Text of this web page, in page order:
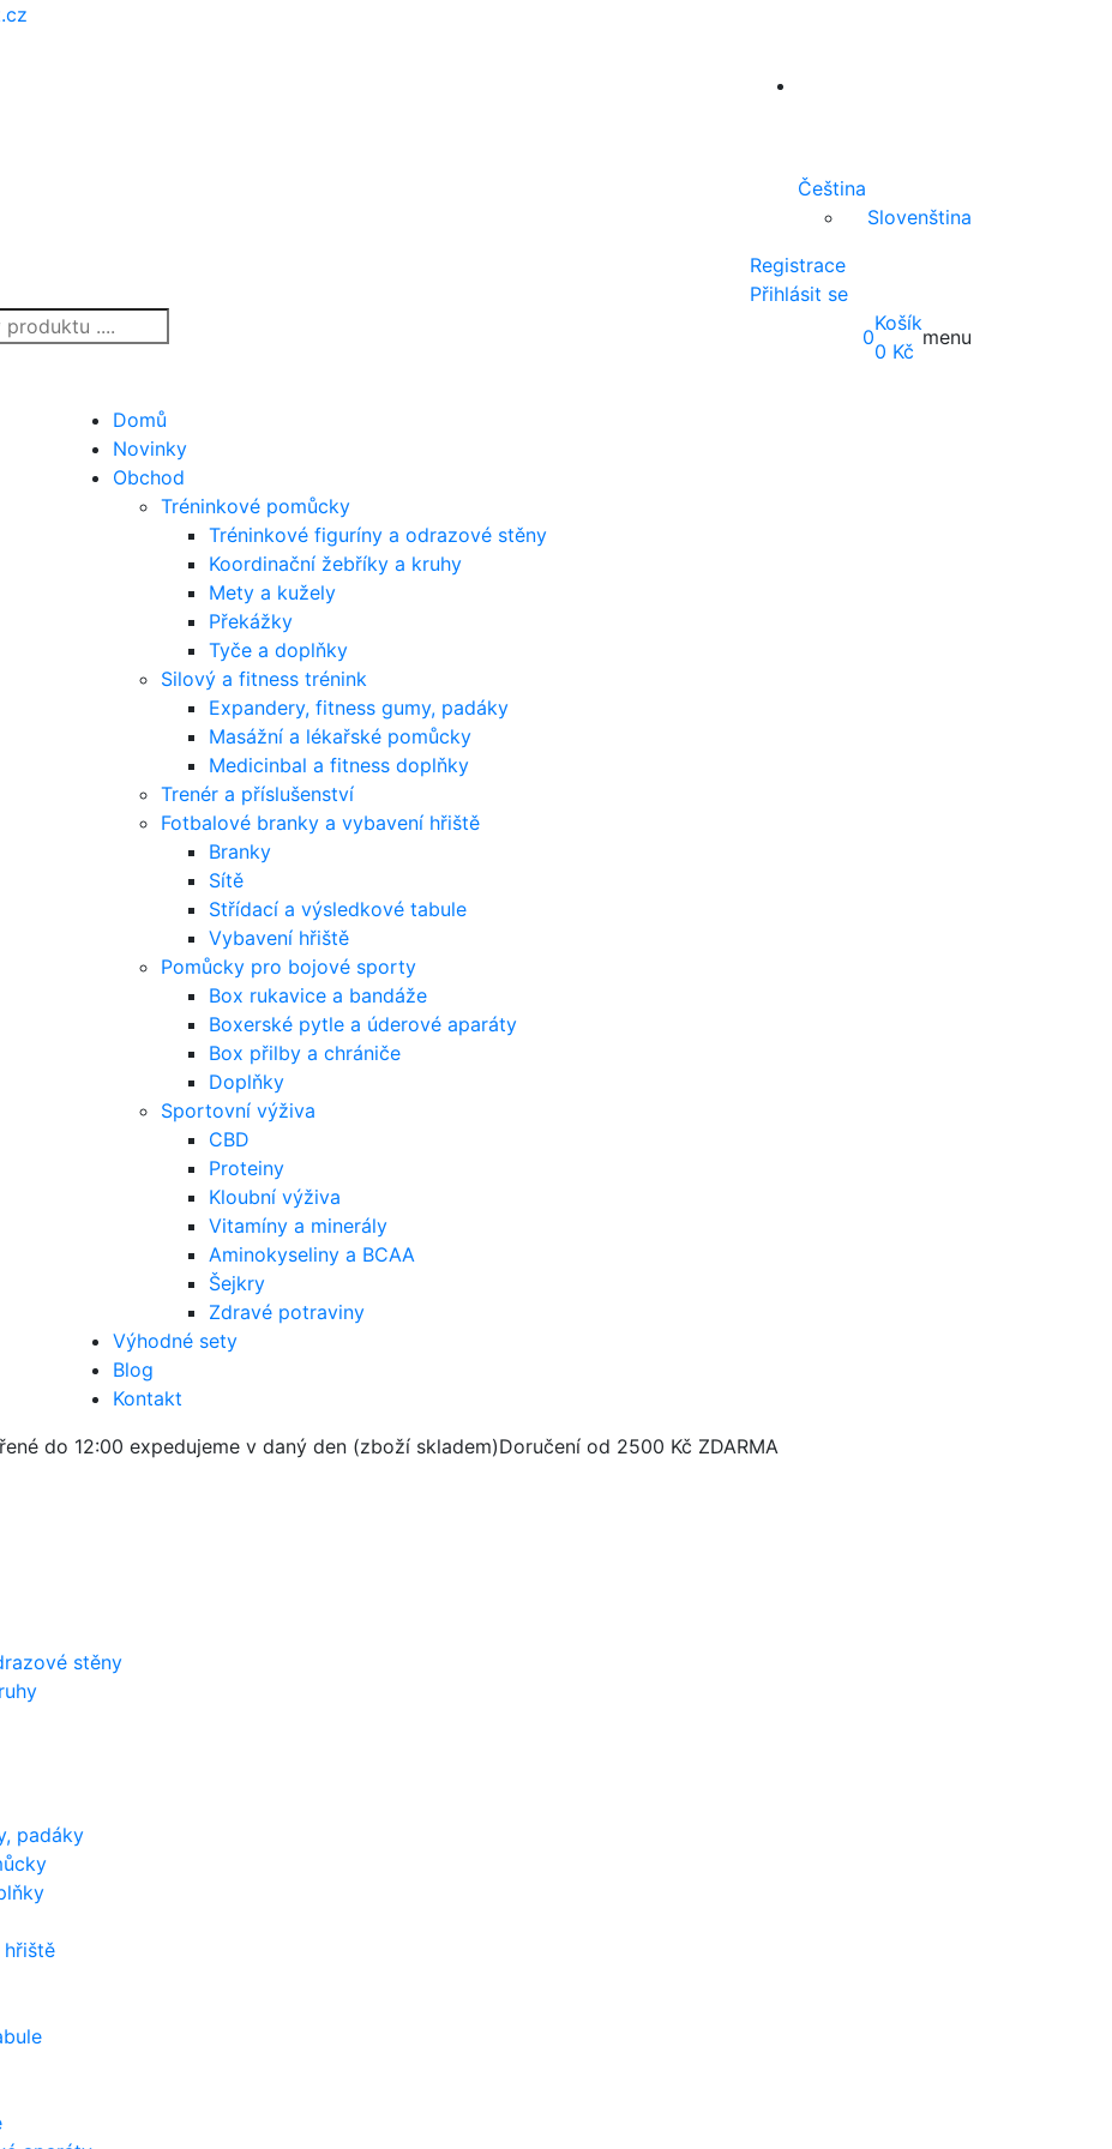
Čeština
Slovenština
Registrace
Přihlásit se
0
Košík
0 Kč
menu
Domů
Novinky
Obchod
Tréninkové pomůcky
Tréninkové figuríny a odrazové stěny
Koordinační žebříky a kruhy
Mety a kužely
Překážky
Tyče a doplňky
Silový a fitness trénink
Expandery, fitness gumy, padáky
Masážní a lékařské pomůcky
Medicinbal a fitness doplňky
Trenér a příslušenství
Fotbalové branky a vybavení hřiště
Branky
Sítě
Střídací a výsledkové tabule
Vybavení hřiště
Pomůcky pro bojové sporty
Box rukavice a bandáže
Boxerské pytle a úderové aparáty
Box přilby a chrániče
Doplňky
Sportovní výživa
CBD
Proteiny
Kloubní výživa
Vitamíny a minerály
Aminokyseliny a BCAA
Šejkry
Zdravé potraviny
Výhodné sety
Blog
Kontakt
do 12:00 expedujeme v daný den (zboží skladem)Doručení od 2500 Kč ZDARMA
stěny
padáky
hřiště